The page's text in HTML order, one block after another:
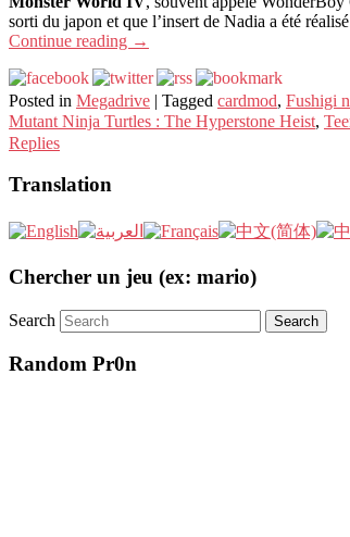
sorti du japon et que l’insert de Nadia a été
Continue reading →
Posted in Megadrive | Tagged cardmod, Fushigi
Mutant Ninja Turtles : The Hyperstone Heist,
Replies
Translation
Chercher un jeu (ex: mario)
Search
Random Pr0n